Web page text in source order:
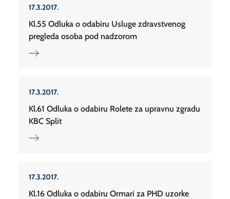
17.3.2017.
Kl.55 Odluka o odabiru Usluge zdravstvenog
pregleda osoba pod nadzorom
17.3.2017.
Kl.61 Odluka o odabiru Rolete za upravnu zgradu
KBC Split
17.3.2017.
Kl.16 Odluka o odabiru Ormari za PHD uzorke